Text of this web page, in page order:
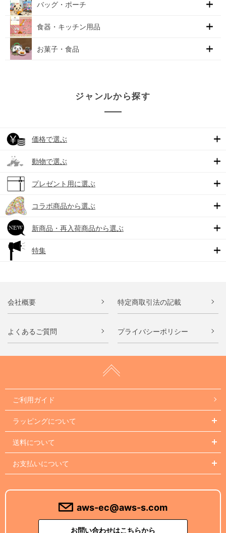
バッグ・ポーチ
食器・キッチン用品
お菓子・食品
ジャンルから探す
価格で選ぶ
動物で選ぶ
プレゼント用に選ぶ
コラボ商品から選ぶ
新商品・再入荷商品から選ぶ
特集
会社概要 特定商取引法の記載
よくあるご質問 プライバシーポリシー
ご利用ガイド
ラッピングについて
送料について
お支払いについて
aws-ec@aws-s.com
お問い合わせはこちらから